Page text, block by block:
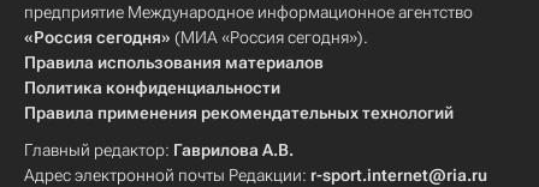
предприятие Международное информационное агентство
«Россия сегодня» (МИА «Россия сегодня»).
Правила использования материалов
Политика конфиденциальности
Правила применения рекомендательных технологий
Главный редактор: Гаврилова А.В.
Адрес электронной почты Редакции: r-sport.internet@ria.ru